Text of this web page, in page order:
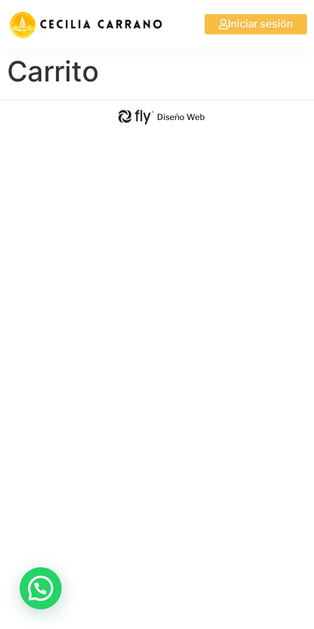
Iniciar sesión
Carrito
Diseño Web